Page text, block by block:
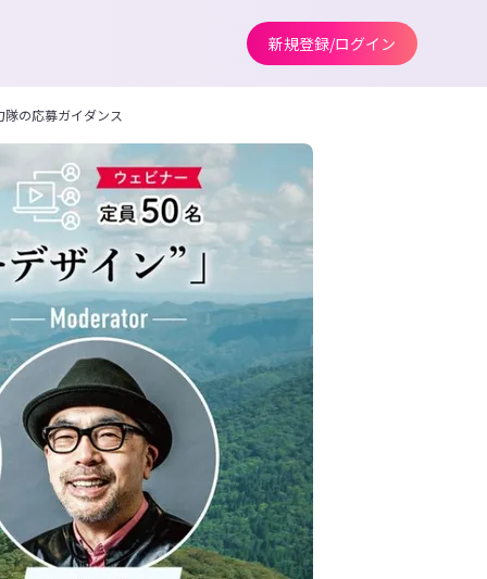
新規登録/ログイン
の応募ガイダンス